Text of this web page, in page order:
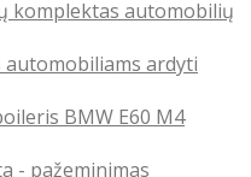
ardyti
BMW E60 M4